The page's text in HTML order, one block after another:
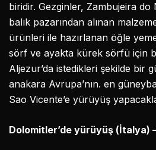
biridir. Gezginler, Zambujeira
balık pazarından alınan
ürünleri ile hazırlanan öğle
sörf ve ayakta kürek sörfü için
Aljezur’da istedikleri şekilde bir
anakara Avrupa’nın. en
Sao Vicente’e yürüyüş
Dolomitler’de yürüyüş (İtalya)